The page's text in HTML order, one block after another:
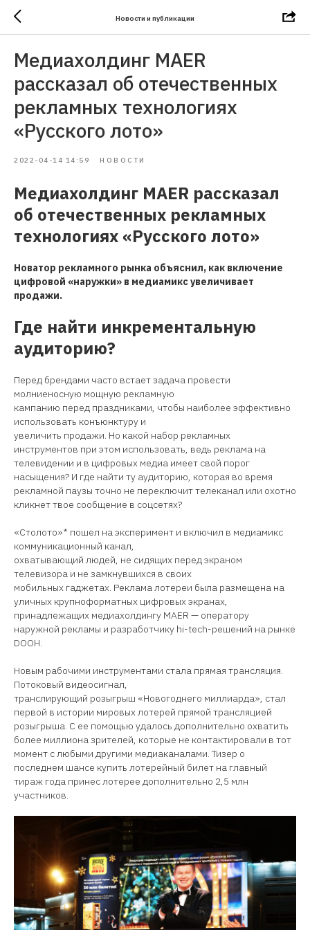
Новости и публикации
Медиахолдинг MAER
рассказал об отечественных
рекламных технологиях
«Русского лото»
2022-04-14 14:59 НОВОСТИ
Медиахолдинг MAER рассказал
об отечественных рекламных
технологиях «Русского лото»
Новатор рекламного рынка объяснил, как включение
цифровой «наружки» в медиамикс увеличивает
продажи.
Где найти инкрементальную
аудиторию?
Перед брендами часто встает задача провести
молниеносную мощную рекламную
кампанию перед праздниками, чтобы наиболее эффективно
использовать конъюнктуру и
увеличить продажи. Но какой набор рекламных
инструментов при этом использовать, ведь реклама на
телевидении и в цифровых медиа имеет свой порог
насыщения? И где найти ту аудиторию, которая во время
рекламной паузы точно не переключит телеканал или охотно
кликнет твое сообщение в соцсетях?
«Столото»* пошел на эксперимент и включил в медиамикс
коммуникационный канал,
охватывающий людей, не сидящих перед экраном
телевизора и не замкнувшихся в своих
мобильных гаджетах. Реклама лотереи была размещена на
уличных крупноформатных цифровых экранах,
принадлежащих медиахолдингу MAER — оператору
наружной рекламы и разработчику hi-tech-решений на рынке
DOOH.
Новым рабочими инструментами стала прямая трансляция.
Потоковый видеосигнал,
транслирующий розыгрыш «Новогоднего миллиарда», стал
первой в истории мировых лотерей прямой трансляцией
розыгрыша. С ее помощью удалось дополнительно охватить
более миллиона зрителей, которые не контактировали в тот
момент с любыми другими медиаканалами. Тизер о
последнем шансе купить лотерейный билет на главный
тираж года принес лотерее дополнительно 2,5 млн
участников.